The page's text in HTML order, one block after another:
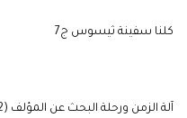
كلنا سفينة ثيسوس ج7
آلة الزمن ورحلة البحث عن المؤلف (2-10)